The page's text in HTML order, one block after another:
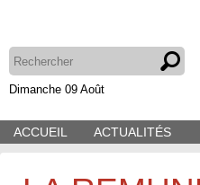
Dimanche 09 Août
ACCUEIL ACTUALITÉS